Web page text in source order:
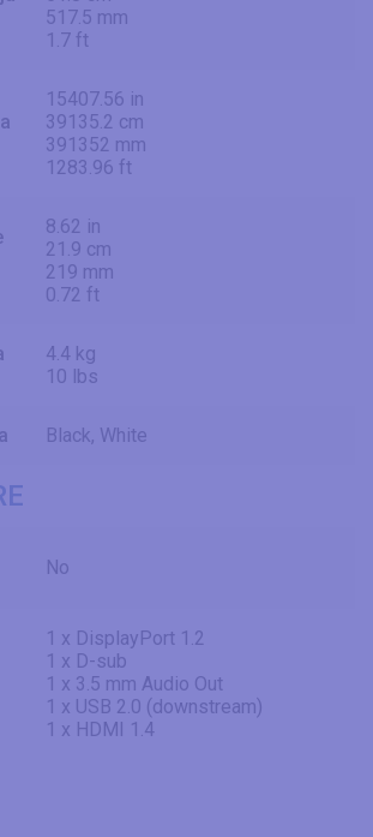
517.5 mm
1.7 ft
15407.56 in
39135.2 cm
391352 mm
1283.96 ft
8.62 in
21.9 cm
219 mm
0.72 ft
4.4 kg
10 lbs
Black, White
No
1 x DisplayPort 1.2
1 x D-sub
1 x 3.5 mm Audio Out
1 x USB 2.0 (downstream)
1 x HDMI 1.4